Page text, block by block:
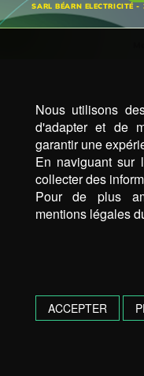
SARL BÉARN ELECTRICITÉ
Nous utilisons
d'adapter et de
garantir une
En naviguant sur
collecter des
Pour de plus
mentions légales
ACCEPTER